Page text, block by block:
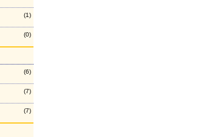
(1)
(0)
(6)
(7)
(7)